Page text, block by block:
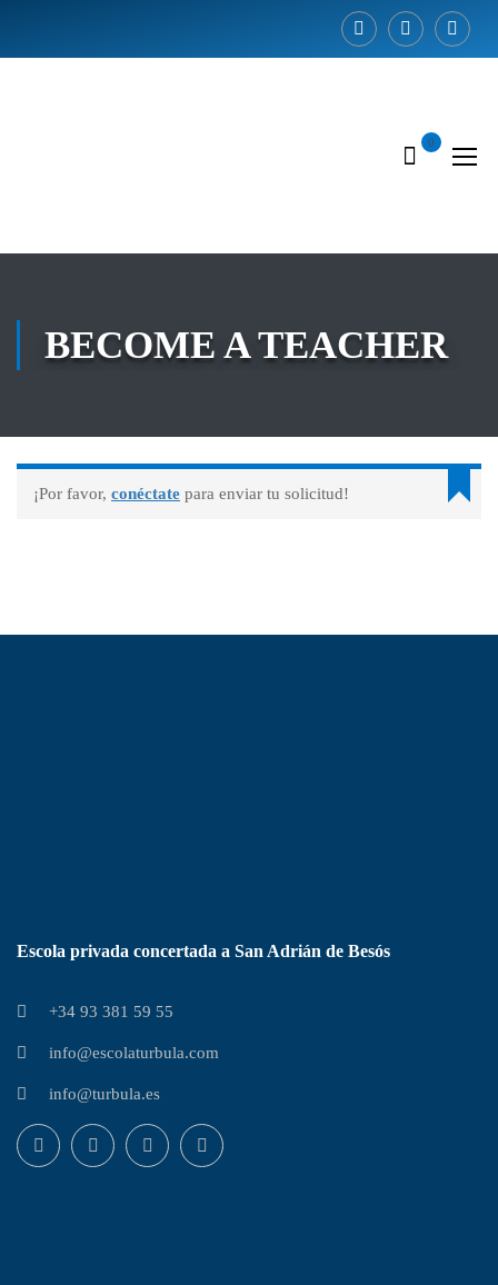
0
BECOME A TEACHER
¡Por favor, conéctate para enviar tu solicitud!
Escola privada concertada a San Adrián de Besós
+34 93 381 59 55
info@escolaturbula.com
info@turbula.es